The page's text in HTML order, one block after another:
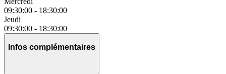
09:30:00 - 18:30:00
Jeudi
09:30:00 - 18:30:00
Infos complémentaires